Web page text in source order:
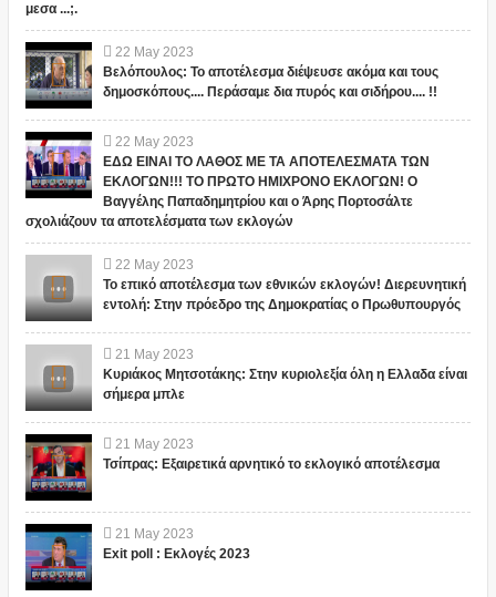
μεσα ...;.
22 May 2023
Βελόπουλος: Το αποτέλεσμα διέψευσε ακόμα και τους
δημοσκόπους.... Περάσαμε δια πυρός και σιδήρου.... !!
22 May 2023
ΕΔΩ ΕΙΝΑΙ ΤΟ ΛΑΘΟΣ ΜΕ ΤΑ ΑΠΟΤΕΛΕΣΜΑΤΑ ΤΩΝ
ΕΚΛΟΓΩΝ!!! ΤΟ ΠΡΩΤΟ ΗΜΙΧΡΟΝΟ ΕΚΛΟΓΩΝ! Ο
Βαγγέλης Παπαδημητρίου και ο Άρης Πορτοσάλτε
σχολιάζουν τα αποτελέσματα των εκλογών
22 May 2023
Το επικό αποτέλεσμα των εθνικών εκλογών! Διερευνητική
εντολή: Στην πρόεδρο της Δημοκρατίας ο Πρωθυπουργός
21 May 2023
Κυριάκος Μητσοτάκης: Στην κυριολεξία όλη η Ελλαδα είναι
σήμερα μπλε
21 May 2023
Τσίπρας: Εξαιρετικά αρνητικό το εκλογικό αποτέλεσμα
21 May 2023
Exit poll : Εκλογές 2023